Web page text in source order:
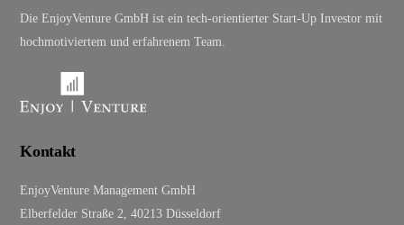
Die EnjoyVenture GmbH ist ein tech-orientierter Start-Up Investor mit
hochmotiviertem und erfahrenem Team.
Kontakt
EnjoyVenture Management GmbH
Elberfelder Straße 2, 40213 Düsseldorf